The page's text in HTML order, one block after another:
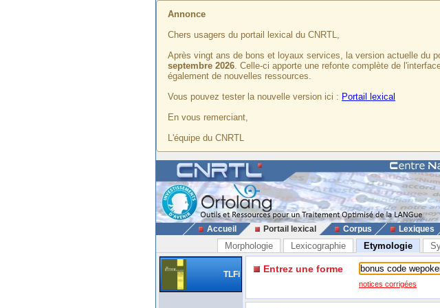
Annonce
Chers usagers du portail lexical du CNRTL,
Après vingt ans de bons et loyaux services, la version actuelle du
septembre 2026. Celle-ci apporte une refonte complète de
également de nouvelles ressources.
Vous pouvez tester la nouvelle version ici : Portail lexical
En vous remerciant,
L'équipe du CNRTL
Accueil Portail lexical Corpus Lexiques
Morphologie Lexicographie Etymologie
TLFi Entrez une forme
notices corrigées